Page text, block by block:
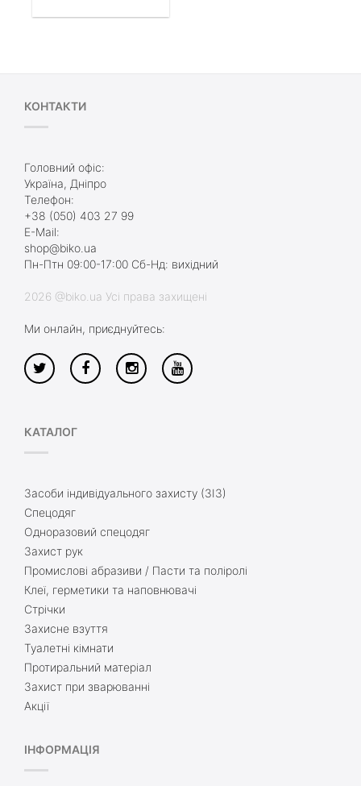
КОНТАКТИ
Головний офіс:
Україна, Дніпро
Телефон:
+38 (050) 403 27 99
E-Mail:
shop@biko.ua
Пн-Птн 09:00-17:00 Сб-Нд: вихідний
2026 @biko.ua Усі права захищені
Ми онлайн, приєднуйтесь:
КАТАЛОГ
Засоби індивідуального захисту (ЗІЗ)
Спецодяг
Одноразовий спецодяг
Захист рук
Промислові абразиви / Пасти та поліролі
Клеї, герметики та наповнювачі
Стрічки
Захисне взуття
Туалетні кімнати
Протиральний матеріал
Захист при зварюванні
Акції
ІНФОРМАЦІЯ